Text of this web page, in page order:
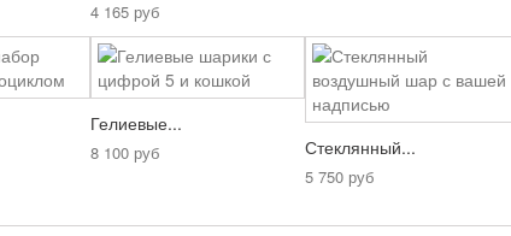
4 165 руб
Гелиевые...
8 100 руб Стеклянный...
5 750 руб